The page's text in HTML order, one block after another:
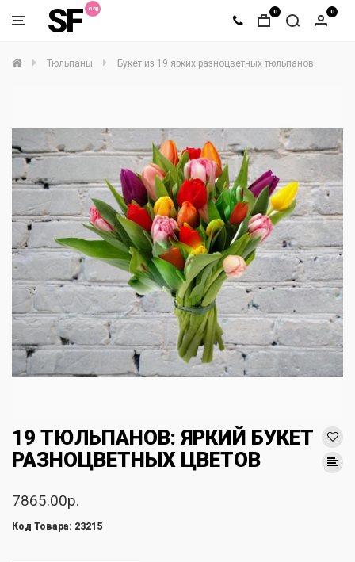
SF 0 0
Тюльпаны Букет из 19 ярких разноцветных тюльпанов
19 ТЮЛЬПАНОВ: ЯРКИЙ БУКЕТ
РАЗНОЦВЕТНЫХ ЦВЕТОВ
7865.00р.
Код Товара: 23215